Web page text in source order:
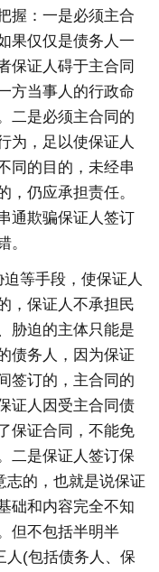
握：一是必须主合
果仅仅是债务人一
保证人碍于主合同
方当事人的行政命
二是必须主合同的
为，足以使保证人
同的目的，未经串
，仍应承担责任。
通欺骗保证人签订
。
等手段，使保证人
，保证人不承担民
胁迫的主体只能是
债务人，因为保证
签订的，主合同的
证人因受主合同债
保证合同，不能免
二是保证人签订保
志的，也就是说保证
础和内容完全不知
但不包括半明半
人(包括债务人、保